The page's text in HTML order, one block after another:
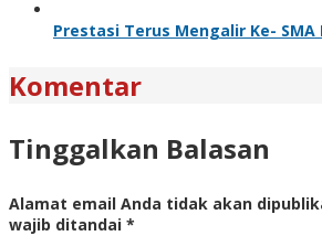
Prestasi Terus Mengalir Ke-
Komentar
Tinggalkan Balasan
Alamat email Anda tidak akan
wajib ditandai *